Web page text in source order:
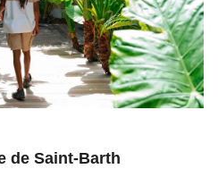
de Saint-Barth